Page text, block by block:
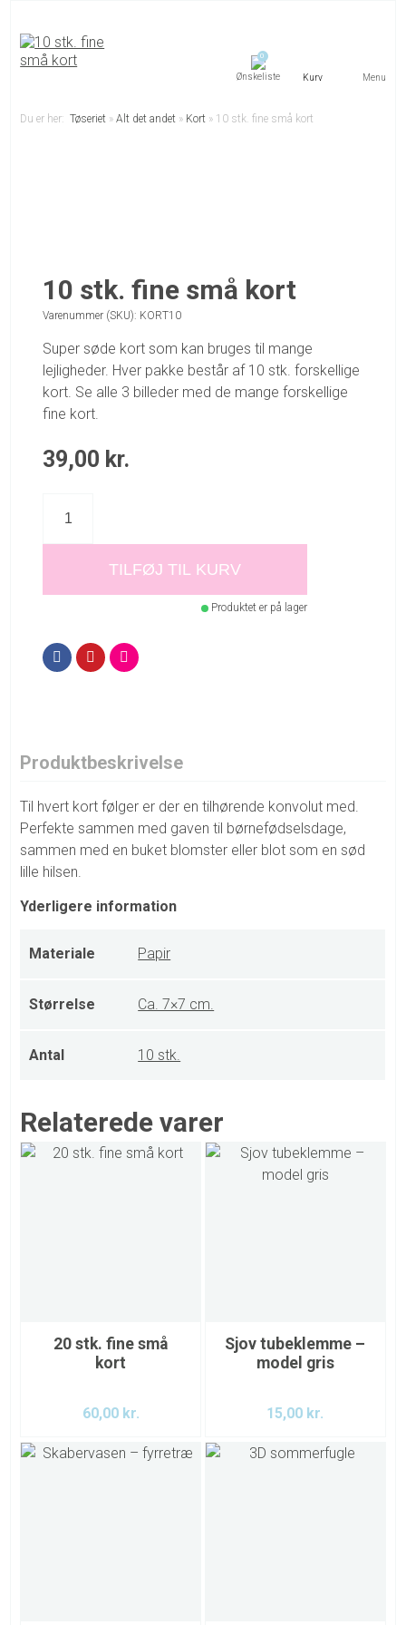
0
Menu
Du er her:Tøseriet »Alt det andet » Kort » 10 stk. fine små kort
10 stk. fine små kort
Varenummer (SKU): KORT10
Super søde kort som kan bruges til mange
lejligheder. Hver pakke består af 10 stk. forskellige
kort. Se alle 3 billeder med de mange forskellige
fine kort.
39,00 kr.
Produktet er på lager
TILFØJ TIL KURV
Produktbeskrivelse
Til hvert kort følger er der en tilhørende konvolut med.
Perfekte sammen med gaven til børnefødselsdage,
sammen med en buket blomster eller blot som en sød
lille hilsen.
Yderligere information
Materiale Papir
Størrelse Ca. 7×7 cm.
Antal 10 stk.
Relaterede varer
20 stk. fine små
kort
60,00 kr.
Sjov tubeklemme –
model gris
15,00 kr.